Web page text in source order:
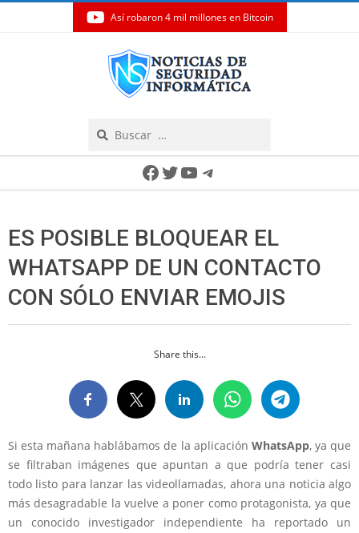
Así robaron 4 mil millones en Bitcoin
Facebook
Twitter
YouTube
Telegram
ES POSIBLE BLOQUEAR EL
WHATSAPP DE UN CONTACTO
CON SÓLO ENVIAR EMOJIS
Share this...
Si esta mañana hablábamos de la aplicación WhatsApp, ya que
se filtraban imágenes que apuntan a que podría tener casi
todo listo para lanzar las videollamadas, ahora una noticia algo
más desagradable la vuelve a poner como protagonista, ya que
un conocido investigador independiente ha reportado un